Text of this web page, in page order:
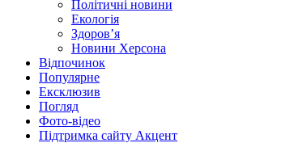
Політичні новини
Екологія
Здоров’я
Новини Херсона
Відпочинок
Популярне
Ексклюзив
Погляд
Фото-відео
Підтримка сайту Акцент